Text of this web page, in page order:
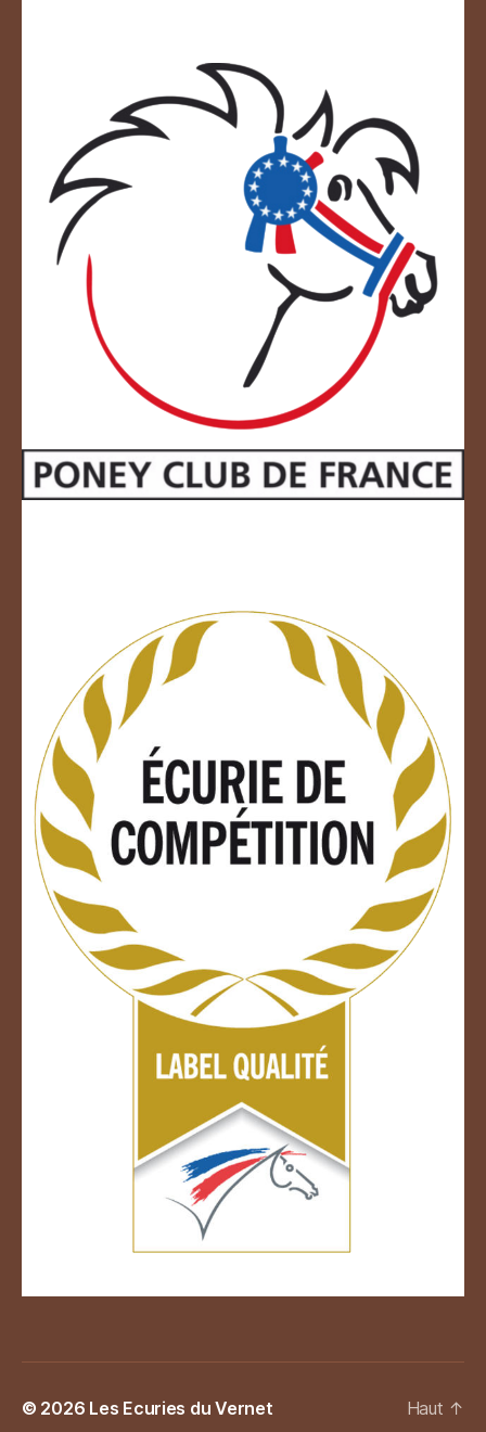
© 2026 Les Ecuries du Vernet Haut ↑